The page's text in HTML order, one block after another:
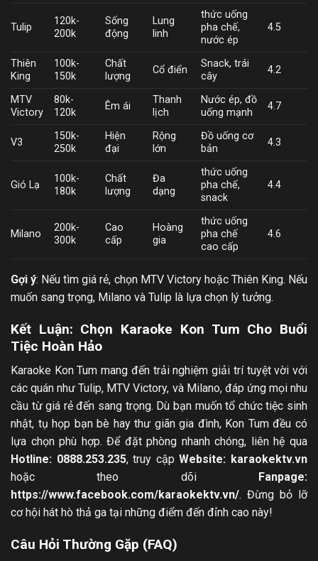
Tulip
120k-
200k
Sống
động
Lung
linh
thức uống
pha chế,
nước ép
4.5
Thiên
King
100k-
150k
Chất
lượng
Cổ điển
Snack, trái
cây
4.2
MTV
Victory
80k-
120k
Êm ái
Thanh
lịch
Nước ép, đồ
uống mạnh
4.7
V3
150k-
250k
Hiện
đại
Rộng
lớn
Đồ uống cơ
bản
4.3
Gió Lạ
100k-
180k
Chất
lượng
Đa
dạng
thức uống
pha chế,
snack
4.4
Milano
200k-
300k
Cao
cấp
Hoàng
gia
thức uống
pha chế
cao cấp
4.6
Gợi ý: Nếu tìm giá rẻ, chọn MTV Victory hoặc Thiên King. Nếu
muốn sang trọng, Milano và Tulip là lựa chọn lý tưởng.
Kết Luận: Chọn Karaoke Kon Tum Cho Buổi
Tiệc Hoàn Hảo
Karaoke Kon Tum mang đến trải nghiệm giải trí tuyệt vời với
các quán như Tulip, MTV Victory, và Milano, đáp ứng mọi nhu
cầu từ giá rẻ đến sang trọng. Dù bạn muốn tổ chức tiệc sinh
nhật, tụ họp bạn bè hay thư giãn gia đình, Kon Tum đều có
lựa chọn phù hợp. Để đặt phòng nhanh chóng, liên hệ qua
Hotline: 0888.253.235, truy cậpWebsite: karaokektv.vn
hoặc theo dõi
Fanpage:
https://www.facebook.com/karaokektv.vn/. Đừng bỏ lỡ
cơ hội hát hò thả ga tại những điểm đến đỉnh cao này!
Câu Hỏi Thường Gặp (FAQ)